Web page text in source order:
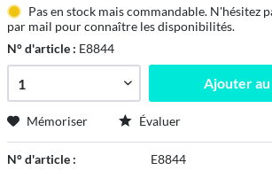
Pas en stock mais commandable. N'hésitez
par mail pour connaître les disponibilités.
N° d'article : E8844
Ajouter au
Mémoriser Évaluer
N° d'article : E8844